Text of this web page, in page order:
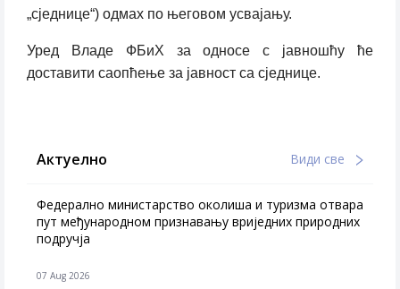
„сједнице“) одмах по његовом усвајању.
Уред Владе ФБиХ за односе с јавношћу ће
доставити саопћење за јавност са сједнице.
Актуелно Види све
Федерално министарство околиша и туризма отвара
пут међународном признавању вриједних природних
подручја
07 Aug 2026